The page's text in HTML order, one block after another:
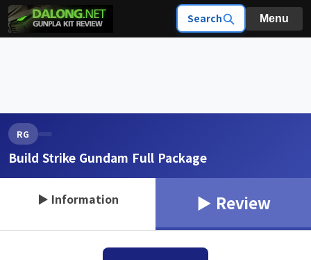
Search Menu
RG
Build Strike Gundam Full Package
▶ Information ▶ Review